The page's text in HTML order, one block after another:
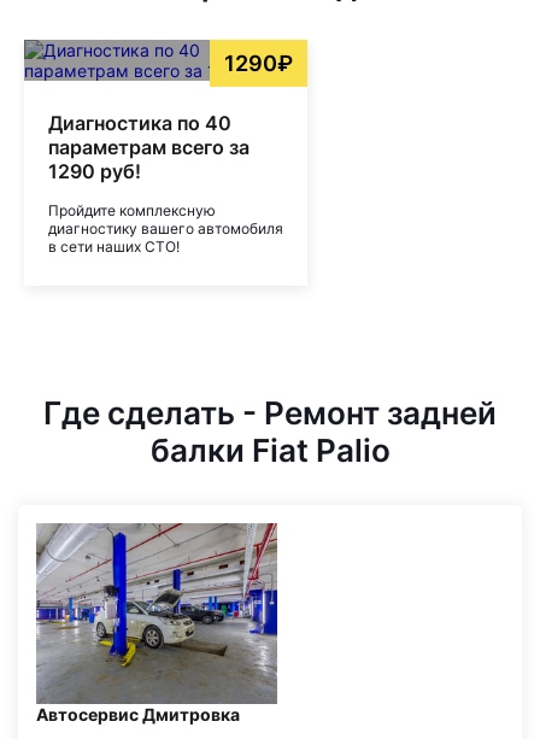
1290₽
Диагностика по 40
параметрам всего за
1290 руб!
Пройдите комплексную
диагностику вашего автомобиля
в сети наших СТО!
Где сделать - Ремонт задней
балки Fiat Palio
Автосервис Дмитровка